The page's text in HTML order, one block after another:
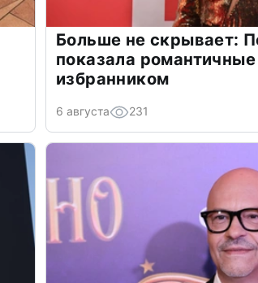
Больше не скрывает:
показала
избранником
6 августа 231